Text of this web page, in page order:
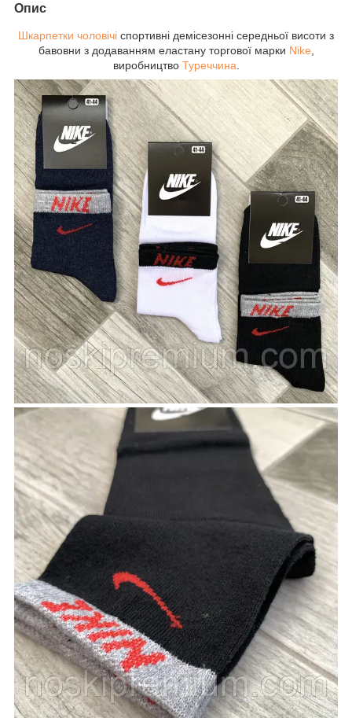
Опис
Шкарпетки чоловічі спортивні демісезонні середньої висоти з
бавовни з додаванням еластану торгової марки Nike
виробництво Туреччина